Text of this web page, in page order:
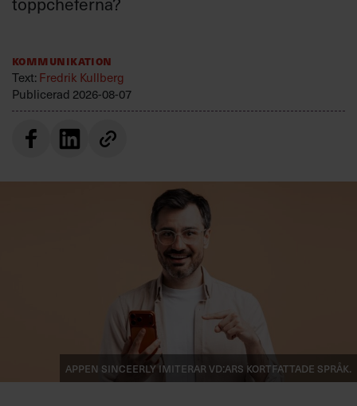
Kommunikation
Text:Fredrik Kullberg
Publicerad 2026-08-07
Appen Sinceerly imiterar vd:ars kortfattade språk.